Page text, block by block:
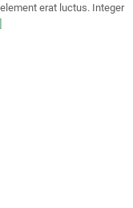
erat luctus. Integer